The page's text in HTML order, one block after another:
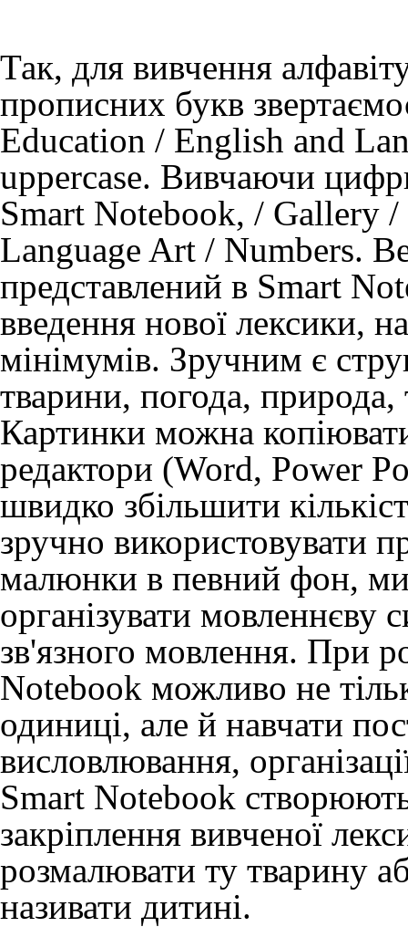
Так, для вивчення
прописних букв
Education / English and
uppercase. Вивчаючи
Smart Notebook, / Gallery
Language Art / Numbers.
представлений в Smart
введення нової лексики,
мінімумів. Зручним є
тварини, погода,
Картинки можна
редактори (Word, Power
швидко збільшити
зручно використовувати
малюнки в певний фон, ми
організувати мовленнєву
зв'язного мовлення. При
Notebook можливо не
одиниці, але й навчати
висловлювання,
Smart Notebook
закріплення вивченої
розмалювати ту тварину
називати дитині.